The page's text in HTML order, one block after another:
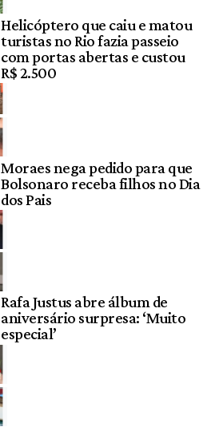
Helicóptero que caiu e matou
turistas no Rio fazia passeio
com portas abertas e custou
R$ 2.500
Moraes nega pedido para que
Bolsonaro receba filhos no Dia
dos Pais
Rafa Justus abre álbum de
aniversário surpresa: ‘Muito
especial’